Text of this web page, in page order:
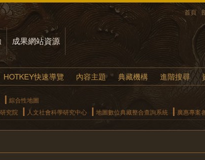
首頁
成果網站資源
HOTKEY快速導覽 內容主題 典藏機構 進階搜尋
綜合性地圖
究院 人文社會科學研究中心 地圖數位典藏整合查詢系統 廣惠專案